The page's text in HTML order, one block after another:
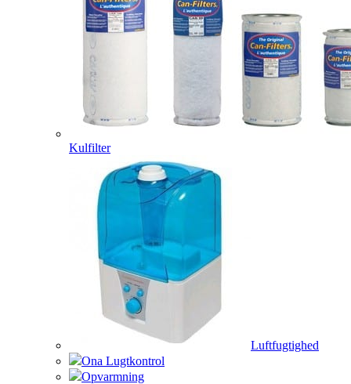
Kulfilter
Luftfugtighed
Ona Lugtkontrol
Opvarmning